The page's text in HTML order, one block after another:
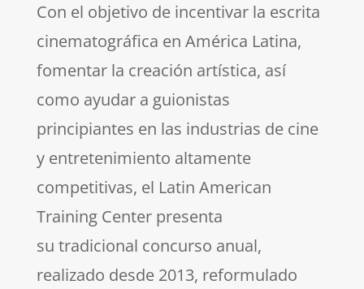
Con el objetivo de incentivar la escrita
cinematográfica en América Latina,
fomentar la creación artística, así
como ayudar a guionistas
principiantes en las industrias de cine
y entretenimiento altamente
competitivas, el Latin American
Training Center presenta
su tradicional concurso anual,
realizado desde 2013, reformulado